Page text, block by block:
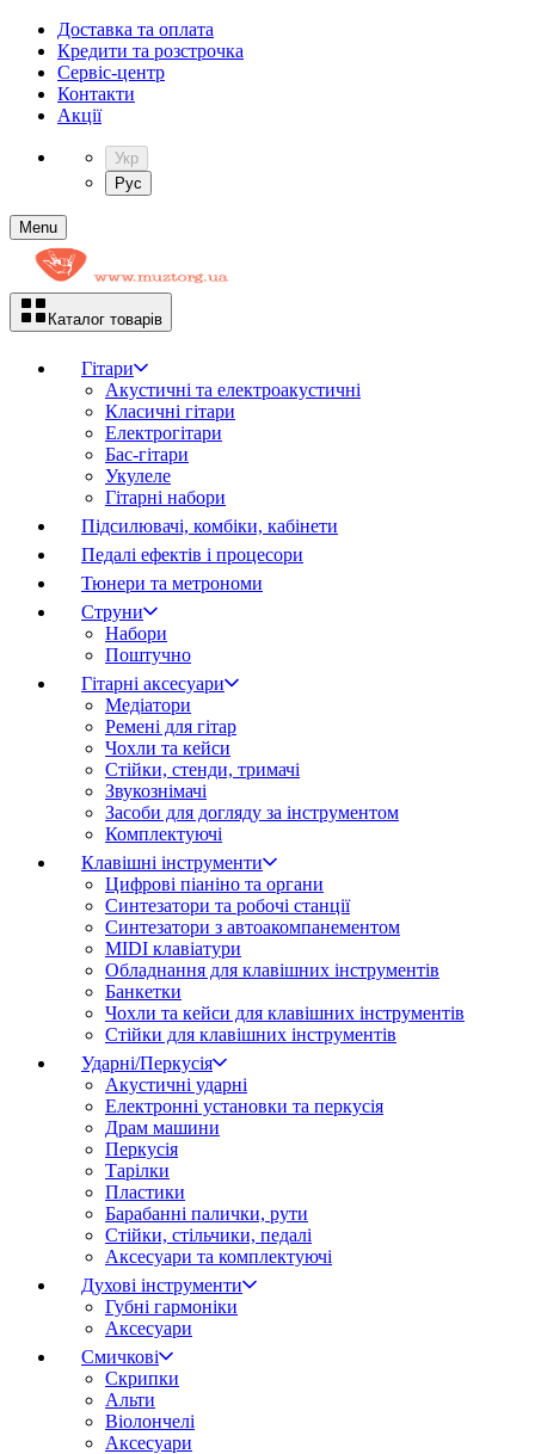
Доставка та оплата
Кредити та розстрочка
Сервіc-центр
Контакти
Акції
Укр
Рус
Menu
Каталог товарів
Гітари
Акустичні та електроакустичні
Класичні гітари
Електрогітари
Бас-гітари
Укулеле
Гітарні набори
Підсилювачі, комбіки, кабінети
Педалі ефектів і процесори
Тюнери та метрономи
Струни
Набори
Поштучно
Гітарні аксесуари
Медіатори
Ремені для гітар
Чохли та кейси
Стійки, стенди, тримачі
Звукознімачі
Засоби для догляду за інструментом
Комплектуючі
Клавішні інструменти
Цифрові піаніно та органи
Синтезатори та робочі станції
Синтезатори з автоакомпанементом
MIDI клавіатури
Обладнання для клавішних інструментів
Банкетки
Чохли та кейси для клавішних інструментів
Стійки для клавішних інструментів
Ударні/Перкусія
Акустичні ударні
Електронні установки та перкусія
Драм машини
Перкусія
Тарілки
Пластики
Барабанні палички, рути
Стійки, стільчики, педалі
Аксесуари та комплектуючі
Духові інструменти
Губні гармоніки
Аксесуари
Смичкові
Скрипки
Альти
Віолончелі
Аксесуари